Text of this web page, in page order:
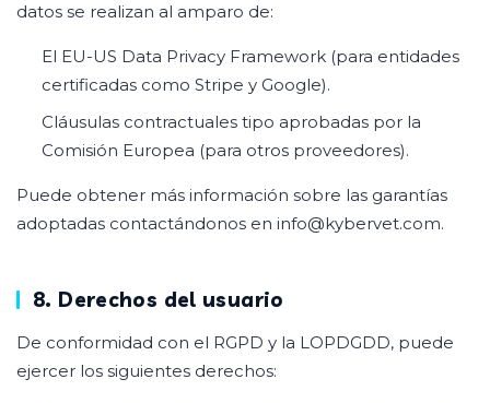
datos se realizan al amparo de:
El EU-US Data Privacy Framework (para entidades
certificadas como Stripe y Google).
Cláusulas contractuales tipo aprobadas por la
Comisión Europea (para otros proveedores).
Puede obtener más información sobre las garantías
adoptadas contactándonos en info@kybervet.com.
8. Derechos del usuario
De conformidad con el RGPD y la LOPDGDD, puede
ejercer los siguientes derechos: